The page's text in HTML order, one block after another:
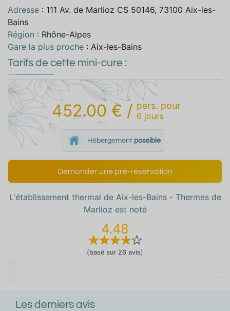
Adresse : 111 Av. de Marlioz CS 50146, 73100 Aix-les-
Bains
Région : Rhône-Alpes
Gare la plus proche : Aix-les-Bains
Tarifs de cette mini-cure :
452.00 € / pers. pour
6 jours
Hébergement possible
Demander une pré-réservation
L'établissement thermal de Aix-les-Bains - Thermes de
Marlioz est noté
4.48
(basé sur 26 avis)
Les derniers avis